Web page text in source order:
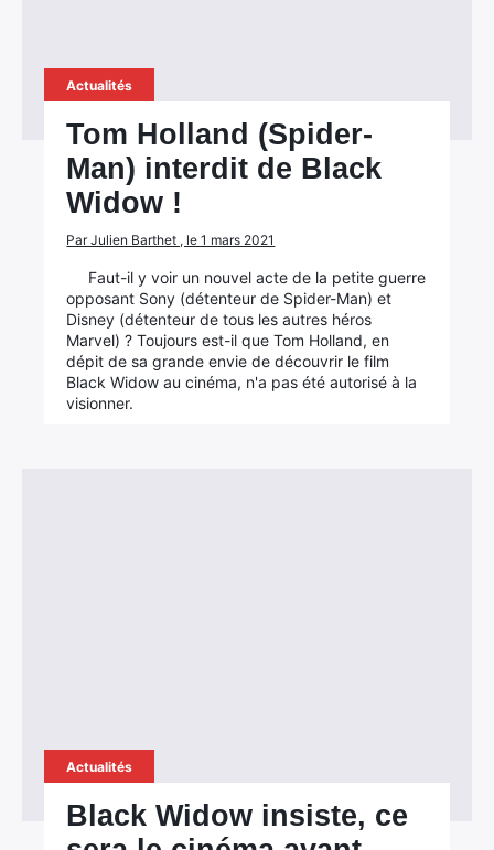
Actualités
Tom Holland (Spider-
Man) interdit de Black
Widow !
Par Julien Barthet , le 1 mars 2021
Faut-il y voir un nouvel acte de la petite guerre
opposant Sony (détenteur de Spider-Man) et
Disney (détenteur de tous les autres héros
Marvel) ? Toujours est-il que Tom Holland, en
dépit de sa grande envie de découvrir le film
Black Widow au cinéma, n'a pas été autorisé à la
visionner.
Actualités
Black Widow insiste, ce